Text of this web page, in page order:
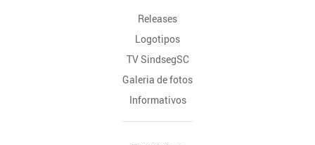
Releases
Logotipos
TV SindsegSC
Galeria de fotos
Informativos